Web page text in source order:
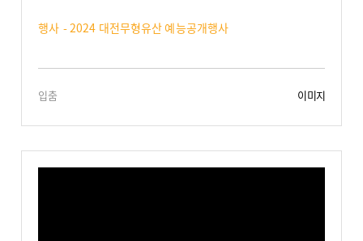
행사 - 2024 대전무형유산 예능공개행사
입춤 이미지